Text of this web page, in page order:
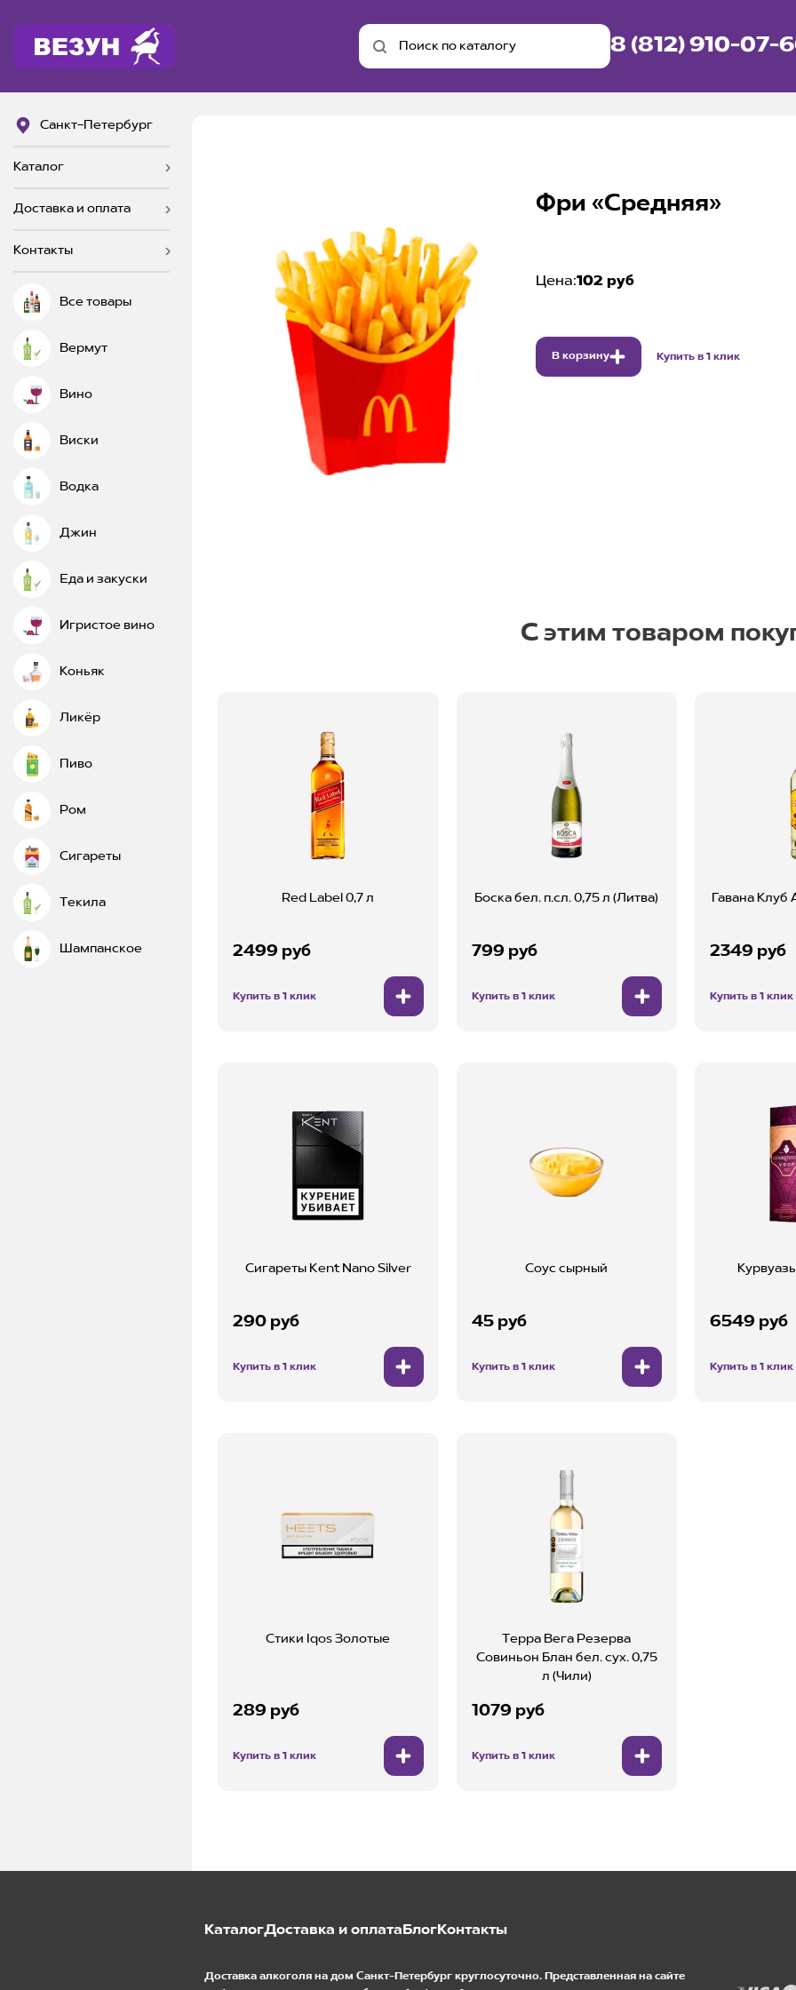
8 (812) 910-07-
Санкт-Петербург
Каталог
Доставка и оплата
Контакты
Все товары
Вермут
Вино
Виски
Водка
Джин
Еда и закуски
Игристое вино
Коньяк
Ликёр
Пиво
Ром
Сигареты
Текила
Шампанское
Фри «Средняя»
Цена:102 руб
В корзину Купить в 1 клик
С этим товаром
Red Label 0,7 л
2499 руб
Купить в 1 клик
Боска бел. п.сл. 0,75 л (Литва)
799 руб
Купить в 1 клик
Гавана Клуб
2349 руб
Купить в 1 клик
Сигареты Kent Nano Silver
290 руб
Купить в 1 клик
Соус сырный
45 руб
Купить в 1 клик
6549 руб
Купить в 1 клик
Стики Iqos Золотые
289 руб
Купить в 1 клик
Терра Вега Резерва
Совиньон Блан бел. сух. 0,75
л (Чили)
1079 руб
Купить в 1 клик
КаталогДоставка и оплатаБлогКонтакты
Доставка алкоголя на дом Санкт-Петербург круглосуточно. Представленная на сайте